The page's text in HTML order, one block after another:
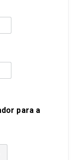
para a